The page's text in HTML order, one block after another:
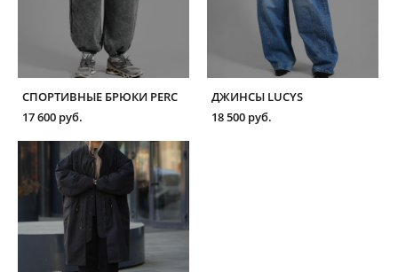
СПОРТИВНЫЕ БРЮКИ PERC
17 600 pуб.
ДЖИНСЫ LUCYS
18 500 pуб.